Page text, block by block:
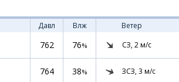
Давл Влж
Ветер
762 76% СЗ, 2м/с
764 38% ЗСЗ, 3 м/с